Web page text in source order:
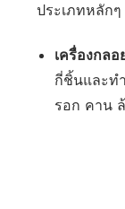
ประเภทหลัก
เครื่องกลอ
กี่ชิ้นและท
รอก คาน